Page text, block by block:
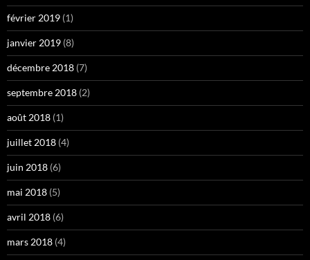
février 2019 (1)
janvier 2019 (8)
décembre 2018 (7)
septembre 2018 (2)
août 2018 (1)
juillet 2018 (4)
juin 2018 (6)
mai 2018 (5)
avril 2018 (6)
mars 2018 (4)